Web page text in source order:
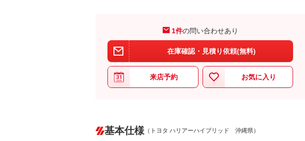
1件の問い合わせあり
在庫確認・見積り依頼(無料)
来店予約 お気に入り
基本仕様 （トヨタ ハリアーハイブリッド 沖縄県）